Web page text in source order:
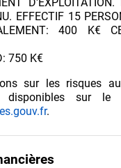
EFFECTIF 15
400 K€
750 K€
sur les risques
disponibles sur le
.